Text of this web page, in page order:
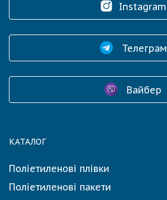
Instagram
Телеграм
Вайбер
КАТАЛОГ
Поліетиленові плівки
Поліетиленові пакети